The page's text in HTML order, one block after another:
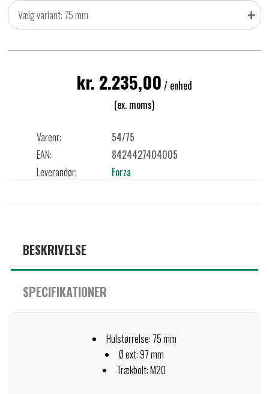
Vælg variant: 75 mm +
kr. 2.235,00 / enhed
(ex. moms)
Varenr:
54/75
EAN:
8424427404005
Leverandør:
Forza
BESKRIVELSE
SPECIFIKATIONER
Hulstørrelse: 75 mm
Ø ext: 97 mm
Trækbolt: M20